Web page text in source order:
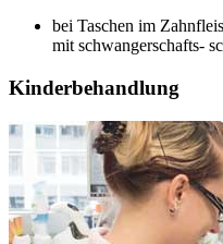
bei Taschen im
mit schwangerschafts-
Kinderbehandlung